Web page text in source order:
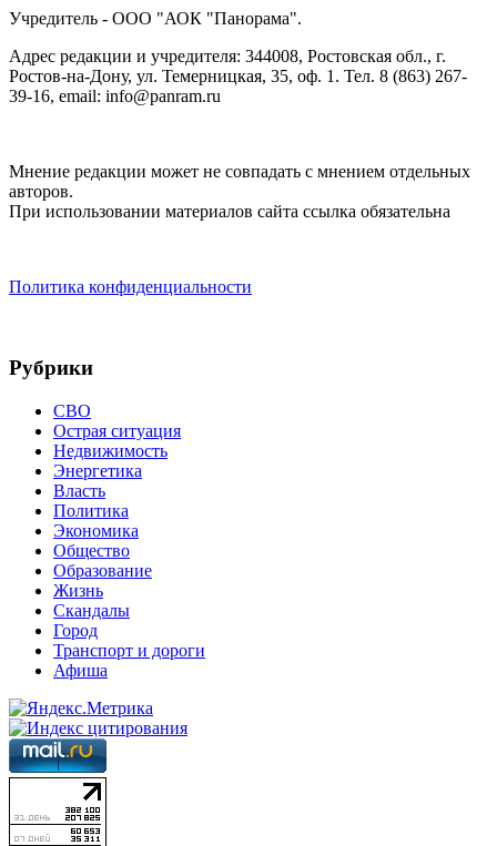
Учредитель - ООО "АОК "Панорама".
Адрес редакции и учредителя: 344008, Ростовская обл., г.
Ростов-на-Дону, ул. Темерницкая, 35, оф. 1. Тел. 8 (863) 267-
39-16, email: info@panram.ru
Мнение редакции может не совпадать с мнением отдельных
авторов.
При использовании материалов сайта ссылка обязательна
Политика конфиденциальности
Рубрики
СВО
Острая ситуация
Недвижимость
Энергетика
Власть
Политика
Экономика
Общество
Образование
Жизнь
Скандалы
Город
Транспорт и дороги
Афиша